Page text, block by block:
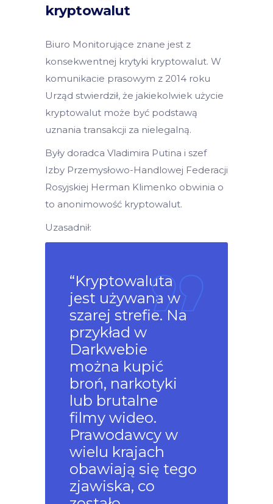
kryptowalut
Biuro Monitorujące znane jest z
konsekwentnej krytyki kryptowalut. W
komunikacie prasowym z 2014 roku
Urząd stwierdził, że jakiekolwiek użycie
kryptowalut może być podstawą
uznania transakcji za nielegalną.
Były doradca Vladimira Putina i szef
Izby Przemysłowo-Handlowej Federacji
Rosyjskiej Herman Klimenko obwinia o
to anonimowość kryptowalut.
Uzasadnił:
“Kryptowaluta
jest używana w
szarej strefie. Na
przykład w
Darkwebie
można kupić
broń, narkotyki
lub brutalne
filmy wideo.
Prawodawcy w
wielu krajach
obawiają się tego
zjawiska, co